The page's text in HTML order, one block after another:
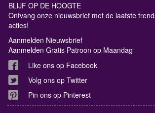
BLIJF OP DE HOOGTE
Ontvang onze nieuwsbrief met de laatste
acties!
Aanmelden Nieuwsbrief
Aanmelden Gratis Patroon op Maandag
Like ons op Facebook
Volg ons op Twitter
Pin ons op Pinterest